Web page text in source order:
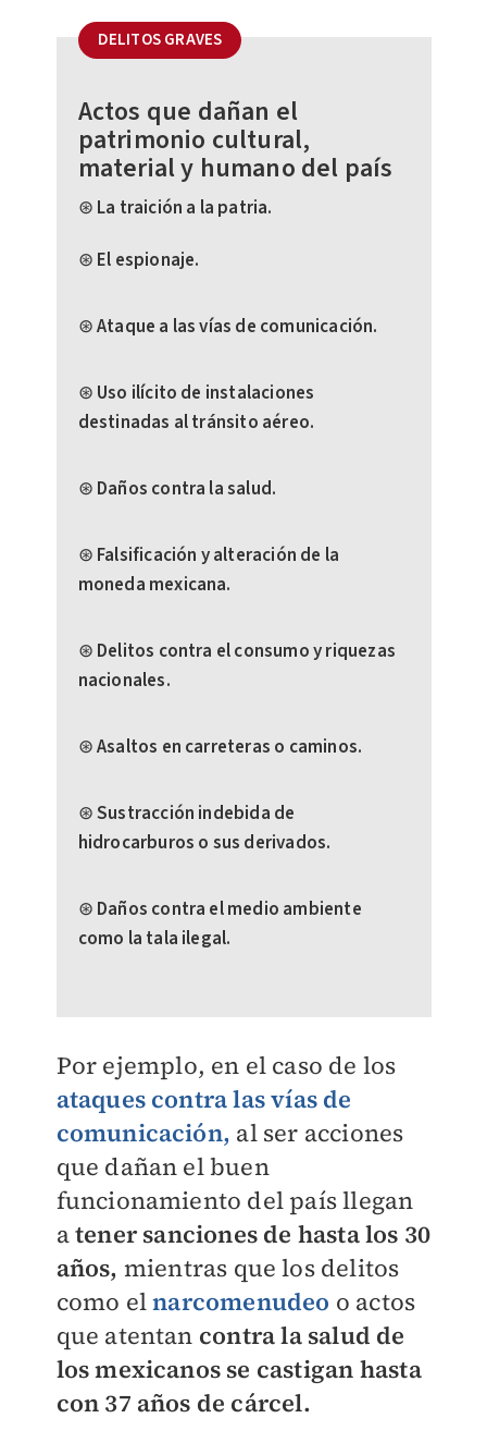
DELITOS GRAVES
Actos que dañan el
patrimonio cultural,
material y humano del país
⊛ La traición a la patria.
⊛ El espionaje.
⊛ Ataque a las vías de comunicación.
⊛ Uso ilícito de instalaciones
destinadas al tránsito aéreo.
⊛ Daños contra la salud.
⊛ Falsificación y alteración de la
moneda mexicana.
⊛ Delitos contra el consumo y riquezas
nacionales.
⊛ Asaltos en carreteras o caminos.
⊛ Sustracción indebida de
hidrocarburos o sus derivados.
⊛ Daños contra el medio ambiente
como la tala ilegal.
Por ejemplo, en el caso de los
ataques contra las vías de
comunicación, al ser acciones
que dañan el buen
funcionamiento del país llegan
atener sanciones de hasta los 30
años, mientras que los delitos
como elnarcomenudeo o actos
que atentan contra la salud de
los mexicanos se castigan hasta
con 37 años de cárcel.